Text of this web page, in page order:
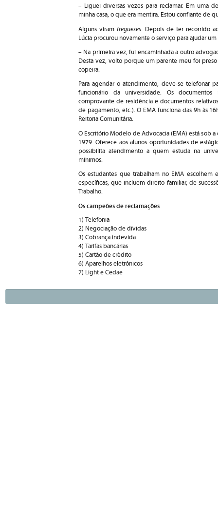
– Liguei diversas vezes para reclamar. Em uma
minha casa, o que era mentira. Estou confiante de
Alguns viram fregueses. Depois de ter recorrido
Lúcia procurou novamente o serviço para ajudar
– Na primeira vez, fui encaminhada a outro
Desta vez, volto porque um parente meu foi
copeira.
Para agendar o atendimento, deve-se telefonar
funcionário da universidade. Os
comprovante de residência e documentos
de pagamento, etc.). O EMA funciona das 9h às
Reitoria Comunitária.
O Escritório Modelo de Advocacia (EMA) está sob
1979. Oferece aos alunos oportunidades de
possibilita atendimento a quem estuda na
mínimos.
Os estudantes que trabalham no EMA escolhem
específicas, que incluem direito familiar, de
Trabalho.
Os campeões de reclamações
1) Telefonia
2) Negociação de dívidas
3) Cobrança indevida
4) Tarifas bancárias
5) Cartão de crédito
6) Aparelhos eletrônicos
7) Light e Cedae